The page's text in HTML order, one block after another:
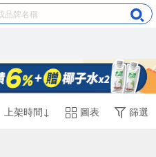
上架時間↓ 圖表 篩選